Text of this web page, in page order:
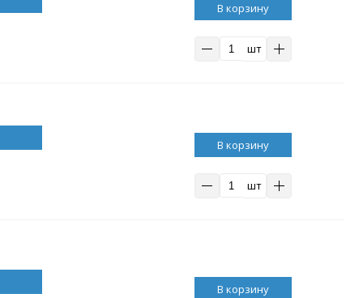
В корзину
шт
В корзину
шт
В корзину